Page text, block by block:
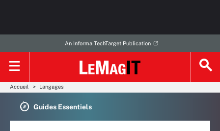
An Informa TechTarget Publication
Accueil Langages
Guides Essentiels